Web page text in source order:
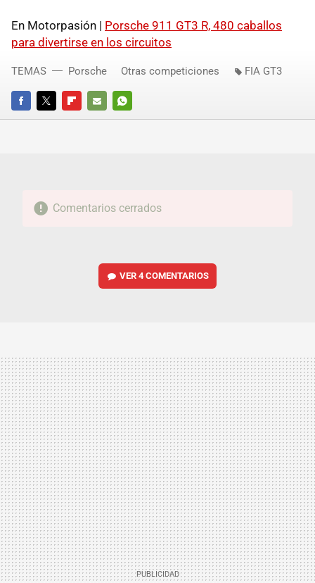
En Motorpasión | Porsche 911 GT3 R, 480 caballos
para divertirse en los circuitos
FACEBOOKTWITTERFLIPBOARD
E-
WHATSAPP
TEMAS Porsche Otras competiciones FIA GT3
Comentarios cerrados
VER4 COMENTARIOS